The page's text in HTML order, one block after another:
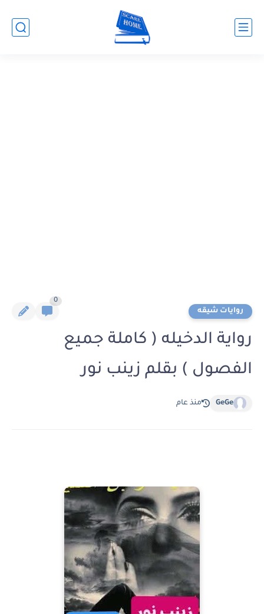
روايات شيقه
0
رواية الدخيله ( كاملة جميع
الفصول ) بقلم زينب نور
GeGe منذ عام